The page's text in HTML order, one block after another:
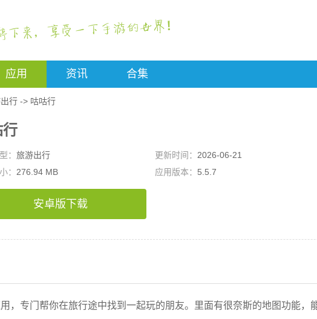
应用 资讯 合集
行 -> 咕咕行
行
： 旅游出行 更新时间： 2026-06-21
： 276.94 MB 应用版本： 5.5.7
安卓版下载
，专门帮你在旅行途中找到一起玩的朋友。里面有很奈斯的地图功能，